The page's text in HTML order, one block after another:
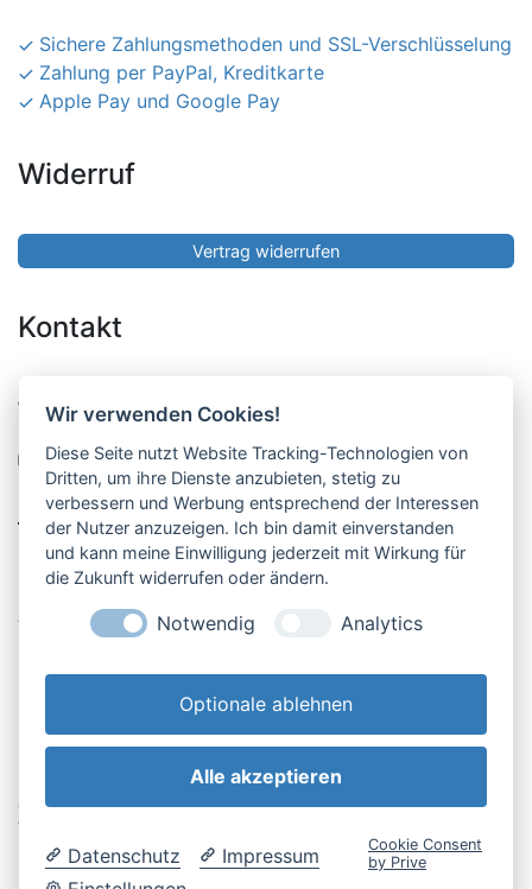
Sichere Zahlungsmethoden und SSL-Verschlüsselung
Zahlung per PayPal, Kreditkarte
Apple Pay und Google Pay
Widerruf
Vertrag widerrufen
Kontakt
Pucher Straße 10, Fürstenfeldbruck
08141-12269
shop@englschalk.de
Öffnungszeiten
Anfahrt & Kontakt
Retouren-Portal
AGB & Kundeninfo
Widerrufsbelehrung
Datenschutzerklärung
Wir verwenden Cookies!
Diese Seite nutzt Website Tracking-Technologien von
Dritten, um ihre Dienste anzubieten, stetig zu
verbessern und Werbung entsprechend der Interessen
der Nutzer anzuzeigen. Ich bin damit einverstanden
und kann meine Einwilligung jederzeit mit Wirkung für
die Zukunft widerrufen oder ändern.
Notwendig Analytics
Optionale ablehnen
Alle akzeptieren
Datenschutz
Impressum
Cookie Consent
by Prive